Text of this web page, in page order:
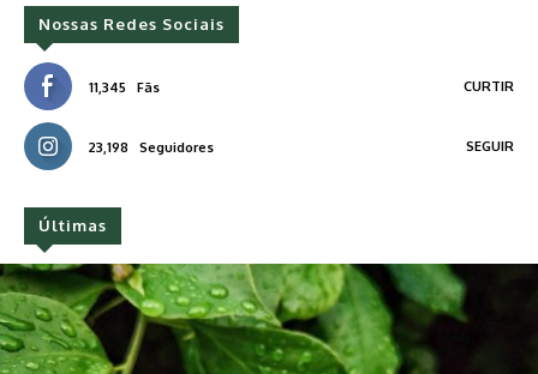
Nossas Redes Sociais
11,345 Fãs CURTIR
23,198 Seguidores SEGUIR
Últimas